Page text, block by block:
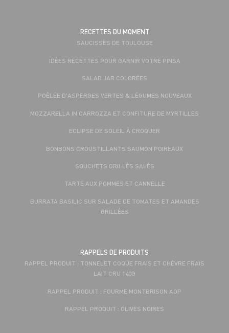
RECETTES DU MOMENT
SAUCISSES DE TOULOUSE
IDÉES RECETTES POUR GARNIR VOTRE PINSA
SALAD JAR COLORÉES
POÊLÉE D'ASPERGES VERTES & LÉGUMES NOUVEAUX
MOZZARELLA IN CARROZZA ET CONFITURE DE MYRTILLES
ECLIPSE DE SOLEIL À CROQUER
BONBONS CROUSTILLANTS SAUMON POIREAUX
SOUCHETS GRILLÉS SALÉS
TARTE AUX POMMES ET CANNELLE
BURRATA BASILIC SUR SALADE DE TOMATES ET AMANDES
GRILLÉES
RAPPELS DE PRODUITS
RAPPEL PRODUIT : TONNELET COQUE FRAIS ET CHÈVRE FRAIS
LAIT CRU 140G
RAPPEL PRODUIT : FOURME MONTBRISON AOP
RAPPEL PRODUIT : OLIVES NOIRES